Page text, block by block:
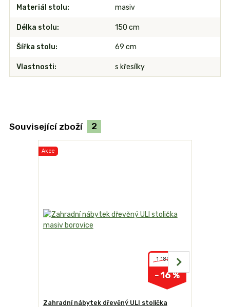
Materiál stolu masiv
Délka stolu 150 cm
Šířka stolu 69 cm
Vlastnosti s křesílky
Související zboží 2
Akce
1 180 Kč
- 16 %
Zahradní nábytek dřevěný ULI stolička